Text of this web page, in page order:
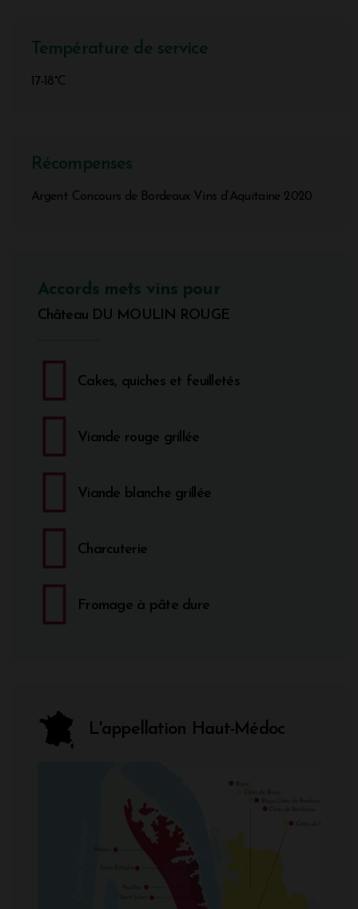
Température de service
17-18°C
Récompenses
Argent Concours de Bordeaux Vins d’Aquitaine 2020
Accords mets vins pour
Château DU MOULIN ROUGE
Cakes, quiches et feuilletés
Viande rouge grillée
Viande blanche grillée
Charcuterie
Fromage à pâte dure
L'appellation Haut-Médoc